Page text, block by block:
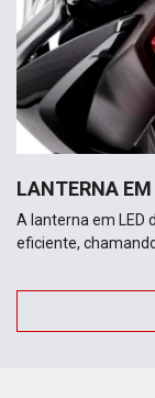
LANTERNA EM
A lanterna em LED
eficiente,